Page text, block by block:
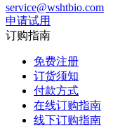
service@wshtbio.com
申请试用
订购指南
免费注册
订货须知
付款方式
在线订购指南
线下订购指南